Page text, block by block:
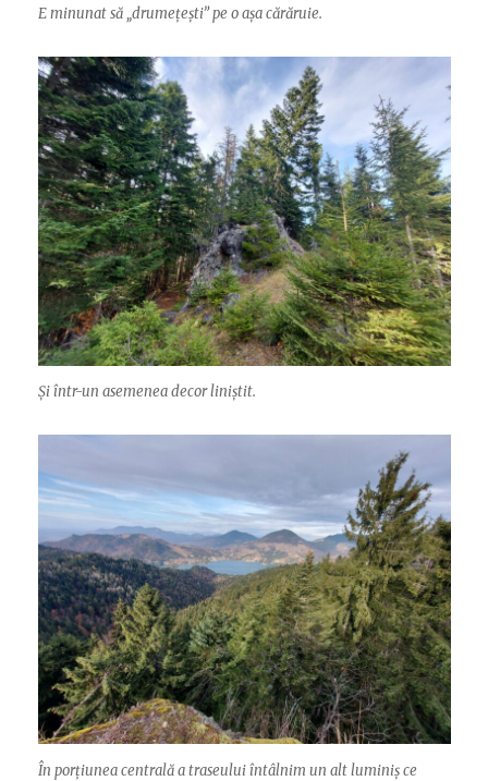
E minunat să „drumețești” pe o așa cărăruie.
Și într-un asemenea decor liniștit.
În porțiunea centrală a traseului întâlnim un alt luminiș ce